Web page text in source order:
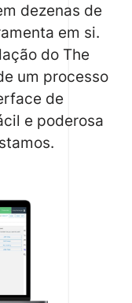
dezenas de
em si.
do The
um processo
de
e poderosa